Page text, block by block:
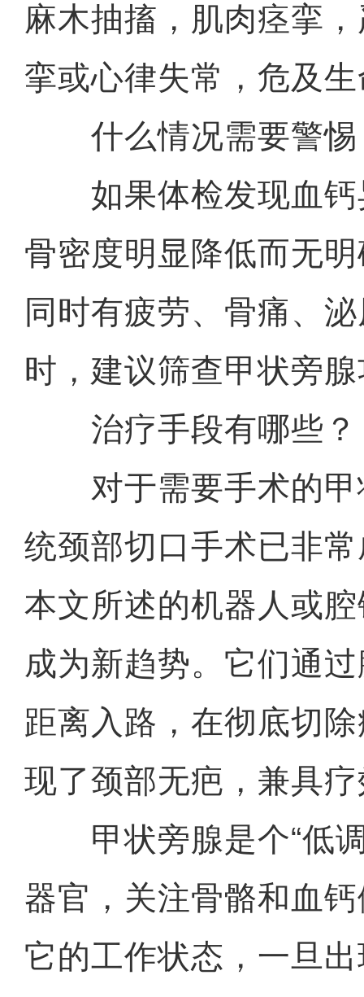
麻木抽搐，肌肉痉挛
挛或心律失常，危及
什么情况需要警惕
如果体检发现血钙
骨密度明显降低而无
同时有疲劳、骨痛、
时，建议筛查甲状旁
治疗手段有哪些？
对于需要手术的甲
统颈部切口手术已非
本文所述的机器人或
成为新趋势。它们通
距离入路，在彻底切
现了颈部无疤，兼具
甲状旁腺是个“低调
器官，关注骨骼和血
它的工作状态，一旦